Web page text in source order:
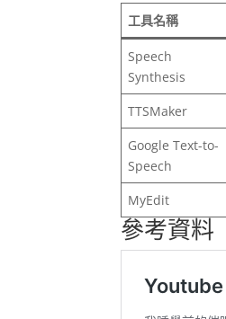
工具名稱
Speech
Synthesis
TTSMaker
Google Text-to-
Speech
MyEdit
參考資料